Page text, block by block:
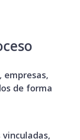
empresas,
de forma